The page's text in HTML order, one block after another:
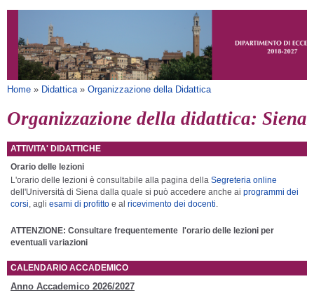
BIBLIOTECHE E
ARCHIVI
SERVIZI
Tu sei qui
Home » Didattica» Organizzazione della Didattica
Organizzazione della didattica: Siena
ATTIVITA' DIDATTICHE
Orario delle lezioni
L'orario delle lezioni è consultabile alla pagina della Segreteria online
dell'Università di Siena dalla quale si può accedere anche ai programmi dei
corsi, agli esami di profitto e al ricevimento dei docenti.
ATTENZIONE: Consultare frequentemente l'orario delle lezioni per
eventuali variazioni
CALENDARIO ACCADEMICO
Anno Accademico 2026/2027